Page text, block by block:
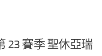
23 賽季 聖休亞瑞